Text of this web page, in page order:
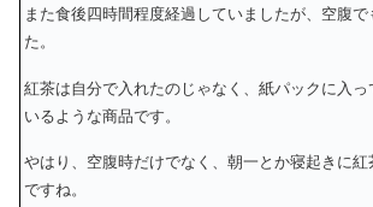
また食後四時間程度経過していましたが、空腹で
た。
紅茶は自分で入れたのじゃなく、紙パックに入
いるような商品です。
やはり、空腹時だけでなく、朝一とか寝起きに
ですね。